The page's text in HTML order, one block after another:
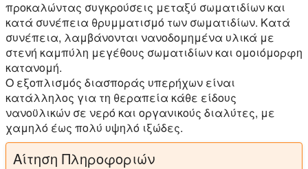
προκαλώντας συγκρούσεις μεταξύ σωματιδίων και
κατά συνέπεια θρυμματισμό των σωματιδίων. Κατά
συνέπεια, λαμβάνονται νανοδομημένα υλικά με
στενή καμπύλη μεγέθους σωματιδίων και ομοιόμορφη
κατανομή.
Ο εξοπλισμός διασποράς υπερήχων είναι
κατάλληλος για τη θεραπεία κάθε είδους
νανοϋλικών σε νερό και οργανικούς διαλύτες, με
χαμηλό έως πολύ υψηλό ιξώδες.
Αίτηση Πληροφοριών